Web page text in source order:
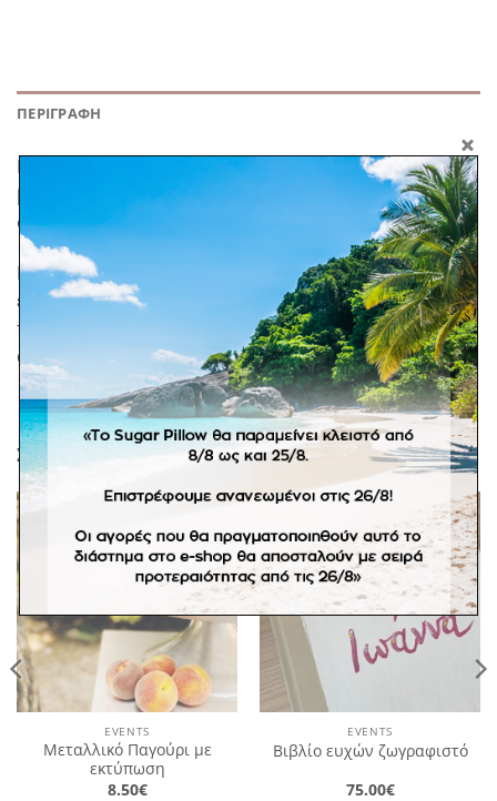
ΠΕΡΙΓΡΑΦΉ
Μπομπονιέρα μαγνητάκι με εκτύπωση στο θέμα της
βάπτισης. Στην τιμή περιλαμβάνονται τα κουφέτα
crispy Χατζηγιαννάκη.
Ελάχιστη παραγγελία 30 τμχ. Σε προπαραγγελία 20
εργάσιμων ημερών. *Σε προϊόντα κατόπιν
παραγγελίας δεν είναι διαθέσιμη η πληρωμή με
αντικαταβολή.
ΣΧΕΤΙΚΆ ΠΡΟΪΌΝΤΑ
Πρόσθήκη
στην
λίστα
επιθυμιών
EVENTS
Μεταλλικό Παγούρι με
εκτύπωση
8.50€
Πρόσθήκη
στην
επιθυμιών
EVENTS
Βιβλίο ευχών ζωγραφιστό
75.00€